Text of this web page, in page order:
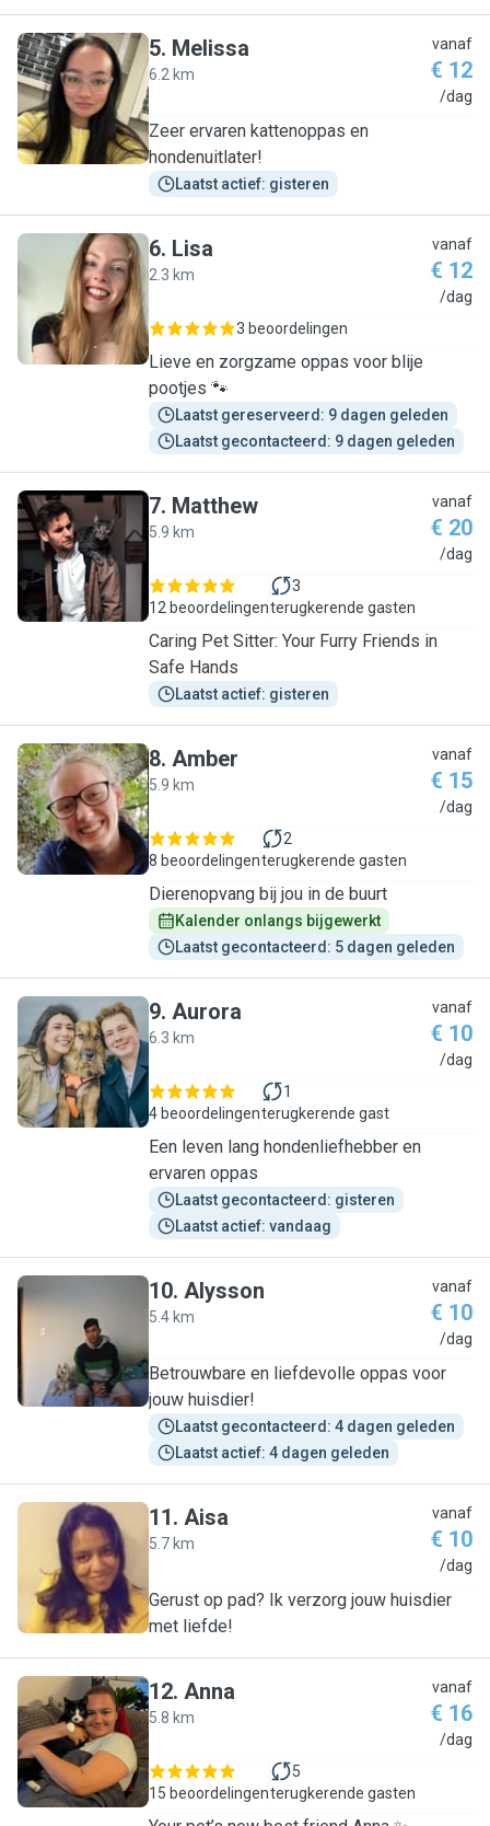
M
5. Melissa
6.2 km
vanaf
€ 12
/dag
Zeer ervaren kattenoppas en
hondenuitlater!
Laatst actief: gisteren
L
6. Lisa
2.3 km
vanaf
€ 12
/dag
3 beoordelingen
Lieve en zorgzame oppas voor blije
pootjes 🐾
Laatst gereserveerd: 9 dagen geleden
Laatst gecontacteerd: 9 dagen geleden
M
7. Matthew
5.9 km
vanaf
€ 20
/dag
12 beoordelingen
3
terugkerende gasten
Caring Pet Sitter: Your Furry Friends in
Safe Hands
Laatst actief: gisteren
A
8. Amber
5.9 km
vanaf
€ 15
/dag
8 beoordelingen
2
terugkerende gasten
Dierenopvang bij jou in de buurt
Kalender onlangs bijgewerkt
Laatst gecontacteerd: 5 dagen geleden
A
9. Aurora
6.3 km
vanaf
€ 10
/dag
4 beoordelingen
1
terugkerende gast
Een leven lang hondenliefhebber en
ervaren oppas
Laatst gecontacteerd: gisteren
Laatst actief: vandaag
A
10. Alysson
5.4 km
vanaf
€ 10
/dag
Betrouwbare en liefdevolle oppas voor
jouw huisdier!
Laatst gecontacteerd: 4 dagen geleden
Laatst actief: 4 dagen geleden
A
11. Aisa
5.7 km
vanaf
€ 10
/dag
Gerust op pad? Ik verzorg jouw huisdier
met liefde!
A
12. Anna
5.8 km
vanaf
€ 16
/dag
15 beoordelingen
5
terugkerende gasten